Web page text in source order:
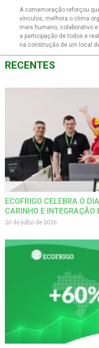
A comemoração reforçou
vínculos, melhora o clima
mais humano, colaborativo
a participação de todos e
na construção de um local
RECENTES
ECOFRIGO CELEBRA O
CARINHO E INTEGRAÇÃO
20 de julho de 2026